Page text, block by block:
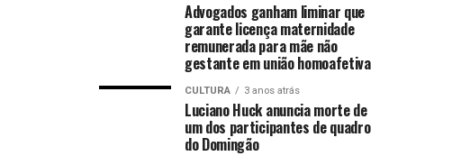
Advogados ganham liminar que
garante licença maternidade
remunerada para mãe não
gestante em união homoafetiva
CULTURA 3 anos atrás
Luciano Huck anuncia morte de
um dos participantes de quadro
do Domingão